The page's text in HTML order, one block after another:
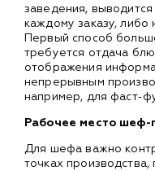
заведения,
каждому заказу,
Первый способ
требуется отдача
отображения
непрерывным
например, для фаст-
Рабочее место шеф-
Для шефа важно
точках